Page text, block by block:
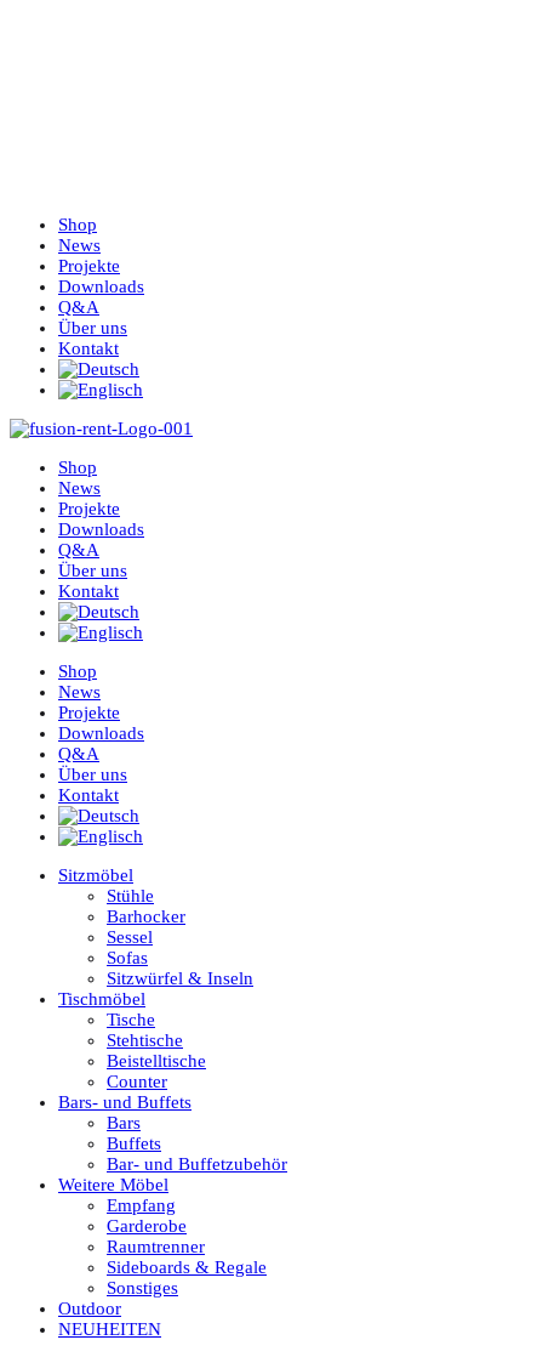
Shop
News
Projekte
Downloads
Q&A
Über uns
Kontakt
Shop
News
Projekte
Downloads
Q&A
Über uns
Kontakt
Shop
News
Projekte
Downloads
Q&A
Über uns
Kontakt
Sitzmöbel
Stühle
Barhocker
Sessel
Sofas
Sitzwürfel & Inseln
Tischmöbel
Tische
Stehtische
Beistelltische
Counter
Bars- und Buffets
Bars
Buffets
Bar- und Buffetzubehör
Weitere Möbel
Empfang
Garderobe
Raumtrenner
Sideboards & Regale
Sonstiges
Outdoor
NEUHEITEN